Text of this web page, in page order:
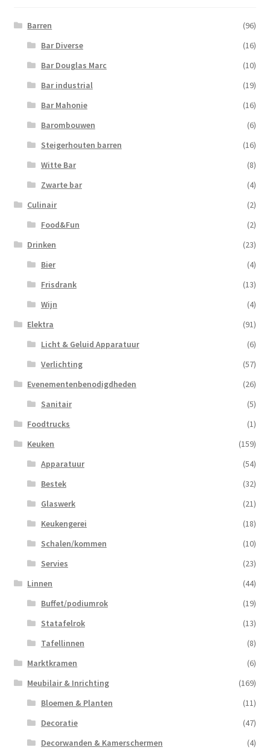
Barren
(96)
Bar Diverse
(16)
Bar Douglas Marc
(10)
Bar industrial
(19)
Bar Mahonie
(16)
Barombouwen
(6)
Steigerhouten barren
(16)
Witte Bar
(8)
Zwarte bar
(4)
Culinair
(2)
Food&Fun
(2)
Drinken
(23)
Bier
(4)
Frisdrank
(13)
Wijn
(4)
Elektra
(91)
Licht & Geluid Apparatuur
(6)
Verlichting
(57)
Evenementenbenodigdheden
(26)
Sanitair
(5)
Foodtrucks
(1)
Keuken
(159)
Apparatuur
(54)
Bestek
(32)
Glaswerk
(21)
Keukengerei
(18)
Schalen/kommen
(10)
Servies
(23)
Linnen
(44)
Buffet/podiumrok
(19)
Statafelrok
(13)
Tafellinnen
(8)
Marktkramen
(6)
Meubilair & Inrichting
(169)
Bloemen & Planten
(11)
Decoratie
(47)
Decorwanden & Kamerschermen
(4)